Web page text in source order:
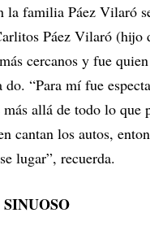
la familia Páez Vilaró
Páez Vilaró (hijo
cercanos y fue
do. “Para mí fue
allá de todo lo que
cantan los autos,
lugar”, recuerda.